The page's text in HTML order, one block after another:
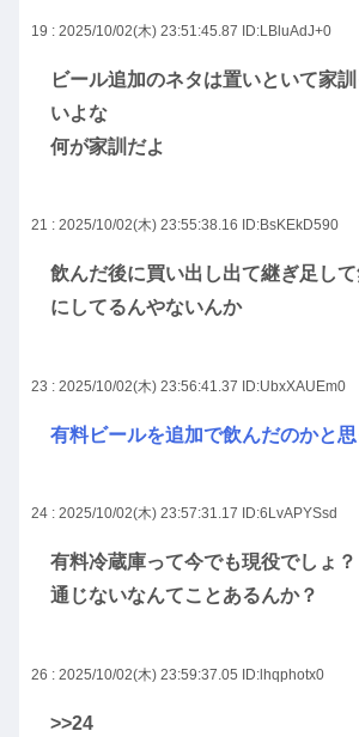
19 : 2025/10/02(木) 23:51:45.87 ID:LBluAdJ+0
ビール追加のネタは置いといて家
いよな
何が家訓だよ
21 : 2025/10/02(木) 23:55:38.16 ID:BsKEkD590
飲んだ後に買い出し出て継ぎ足し
にしてるんやないんか
23 : 2025/10/02(木) 23:56:41.37 ID:UbxXAUEm0
有料ビールを追加で飲んだのかと
24 : 2025/10/02(木) 23:57:31.17 ID:6LvAPYSsd
有料冷蔵庫って今でも現役でしょ？
通じないなんてことあるんか？
26 : 2025/10/02(木) 23:59:37.05 ID:lhqphotx0
>>24